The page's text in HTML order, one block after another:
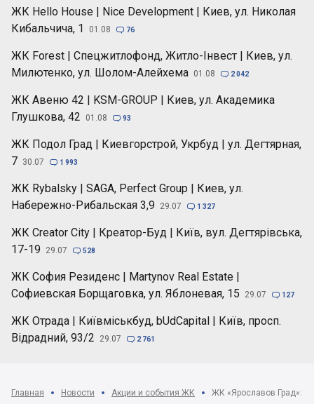
ЖК Hello House | Nice Development | Киев, ул. Николая
Кибальчича, 1
01.08  76
ЖК Forest | Спецжитлофонд, Житло-Інвест | Киев, ул.
Милютенко, ул. Шолом-Алейхема 01.08  2 042
ЖК Авеню 42 | KSM-GROUP | Киев, ул. Академика
Глушкова, 42
01.08  93
ЖК Подол Град | Киевгорстрой, Укрбуд | ул. Дегтярная,
7 30.07  1 993
ЖК Rybalsky | SAGA, Perfect Group | Киев, ул.
Набережно-Рибальская 3,9
29.07  1 327
ЖК Creator City | Креатор-Буд | Київ, вул. Дегтярівська,
17-19
29.07  528
ЖК София Резиденс | Martynov Real Estate |
Софиевская Борщаговка, ул. Яблоневая, 15
29.07  127
ЖК Отрада | Київміськбуд, bUdCapital | Київ, просп.
Відрадний, 93/2
29.07  2 761
Главная Новости Акции и события ЖК